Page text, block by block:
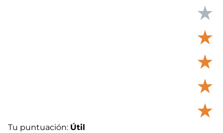
★
★
★
★
★
Tu puntuación: Útil